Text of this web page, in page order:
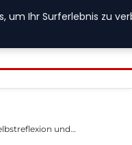
und…
um Ihr Surferlebnis zu